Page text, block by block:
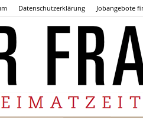
Datenschutzerklärung Jobangebote